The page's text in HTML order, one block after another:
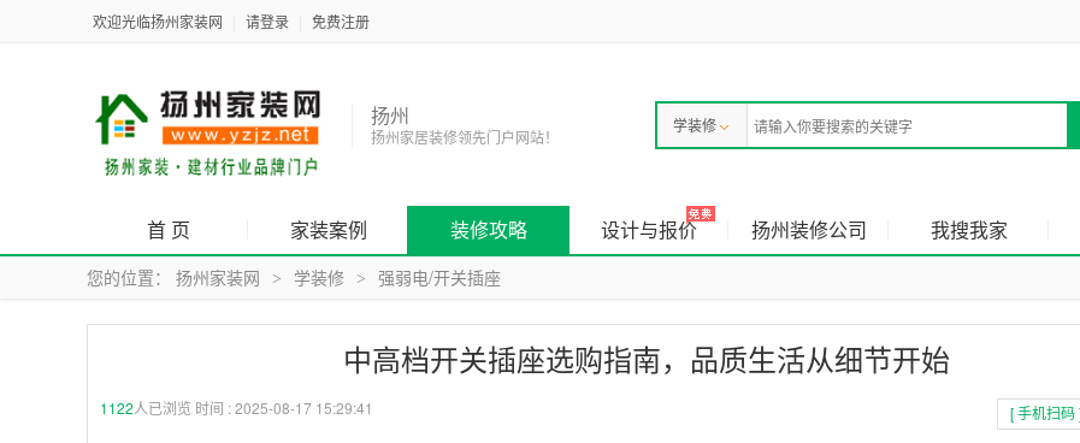
欢迎光临扬州家装网 请登录 免费注册
扬州
扬州家居装修领先门户网站！
学装修
首 页 家装案例 装修攻略 设计与报价 扬州装修公司 我搜我家
您的位置： 扬州家装网 > 学装修 > 强弱电/开关插座
中高档开关插座选购指南，品质生活从细节开始
1122人已浏览 时间 :2025-08-17 15:29:41 [ 手机扫码